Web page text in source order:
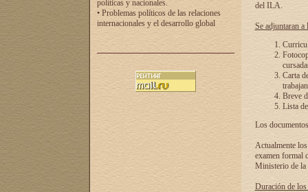
políticas y nacionales.
• Problemas políticos de las relaciones
internacionales y el desarrollo global
del ILA.
Se adjuntaran a
Carta
Breve
Lista
Los
Actualmente
examen formal
Ministerio de la
Duración de